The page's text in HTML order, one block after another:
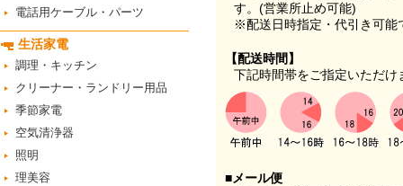
電話用ケーブル・パーツ
生活家電
調理・キッチン
クリーナー・ランドリー用品
季節家電
空気清浄器
照明
理美容
す。(営業所止め可能)
※配送日時指定・代引き可能
【配送時間】
下記時間帯をご指定いただけ
■メール便